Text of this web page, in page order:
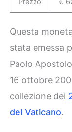
Prezzo €
Questa
stata emessa
Paolo
16 ottobre
collezione dei
del Vaticano.